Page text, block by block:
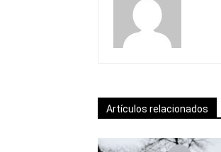
Artículos relacionados